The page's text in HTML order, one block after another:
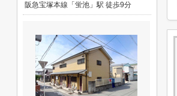
阪急宝塚本線「蛍池」駅 徒歩9分